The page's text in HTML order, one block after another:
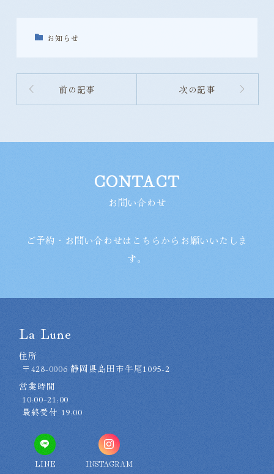
お知らせ
前の記事 次の記事
CONTACT
お問い合わせ
ご予約・お問い合わせはこちらからお願いいたしま
す。
La Lune
住所
〒428-0006 静岡県島田市牛尾1095-2
営業時間
10:00~21:00
最終受付 19:00
LINE INSTAGRAM